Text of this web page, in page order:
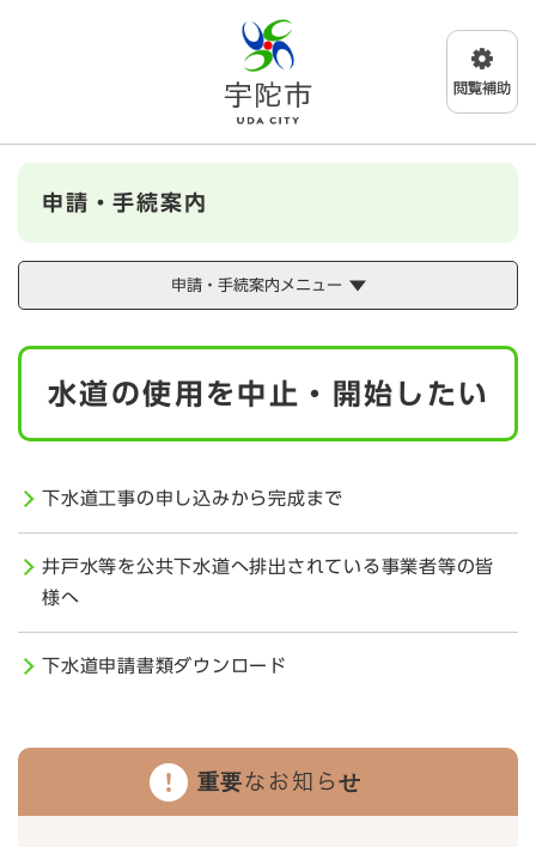
メニューを飛ばして本文へ
申請・手続案内
申請・手続案内メニュー
本
水道の使用を中止・開始したい
下水道工事の申し込みから完成まで
井戸水等を公共下水道へ排出されている事業者等の皆
様へ
下水道申請書類ダウンロード
重要なお知らせ